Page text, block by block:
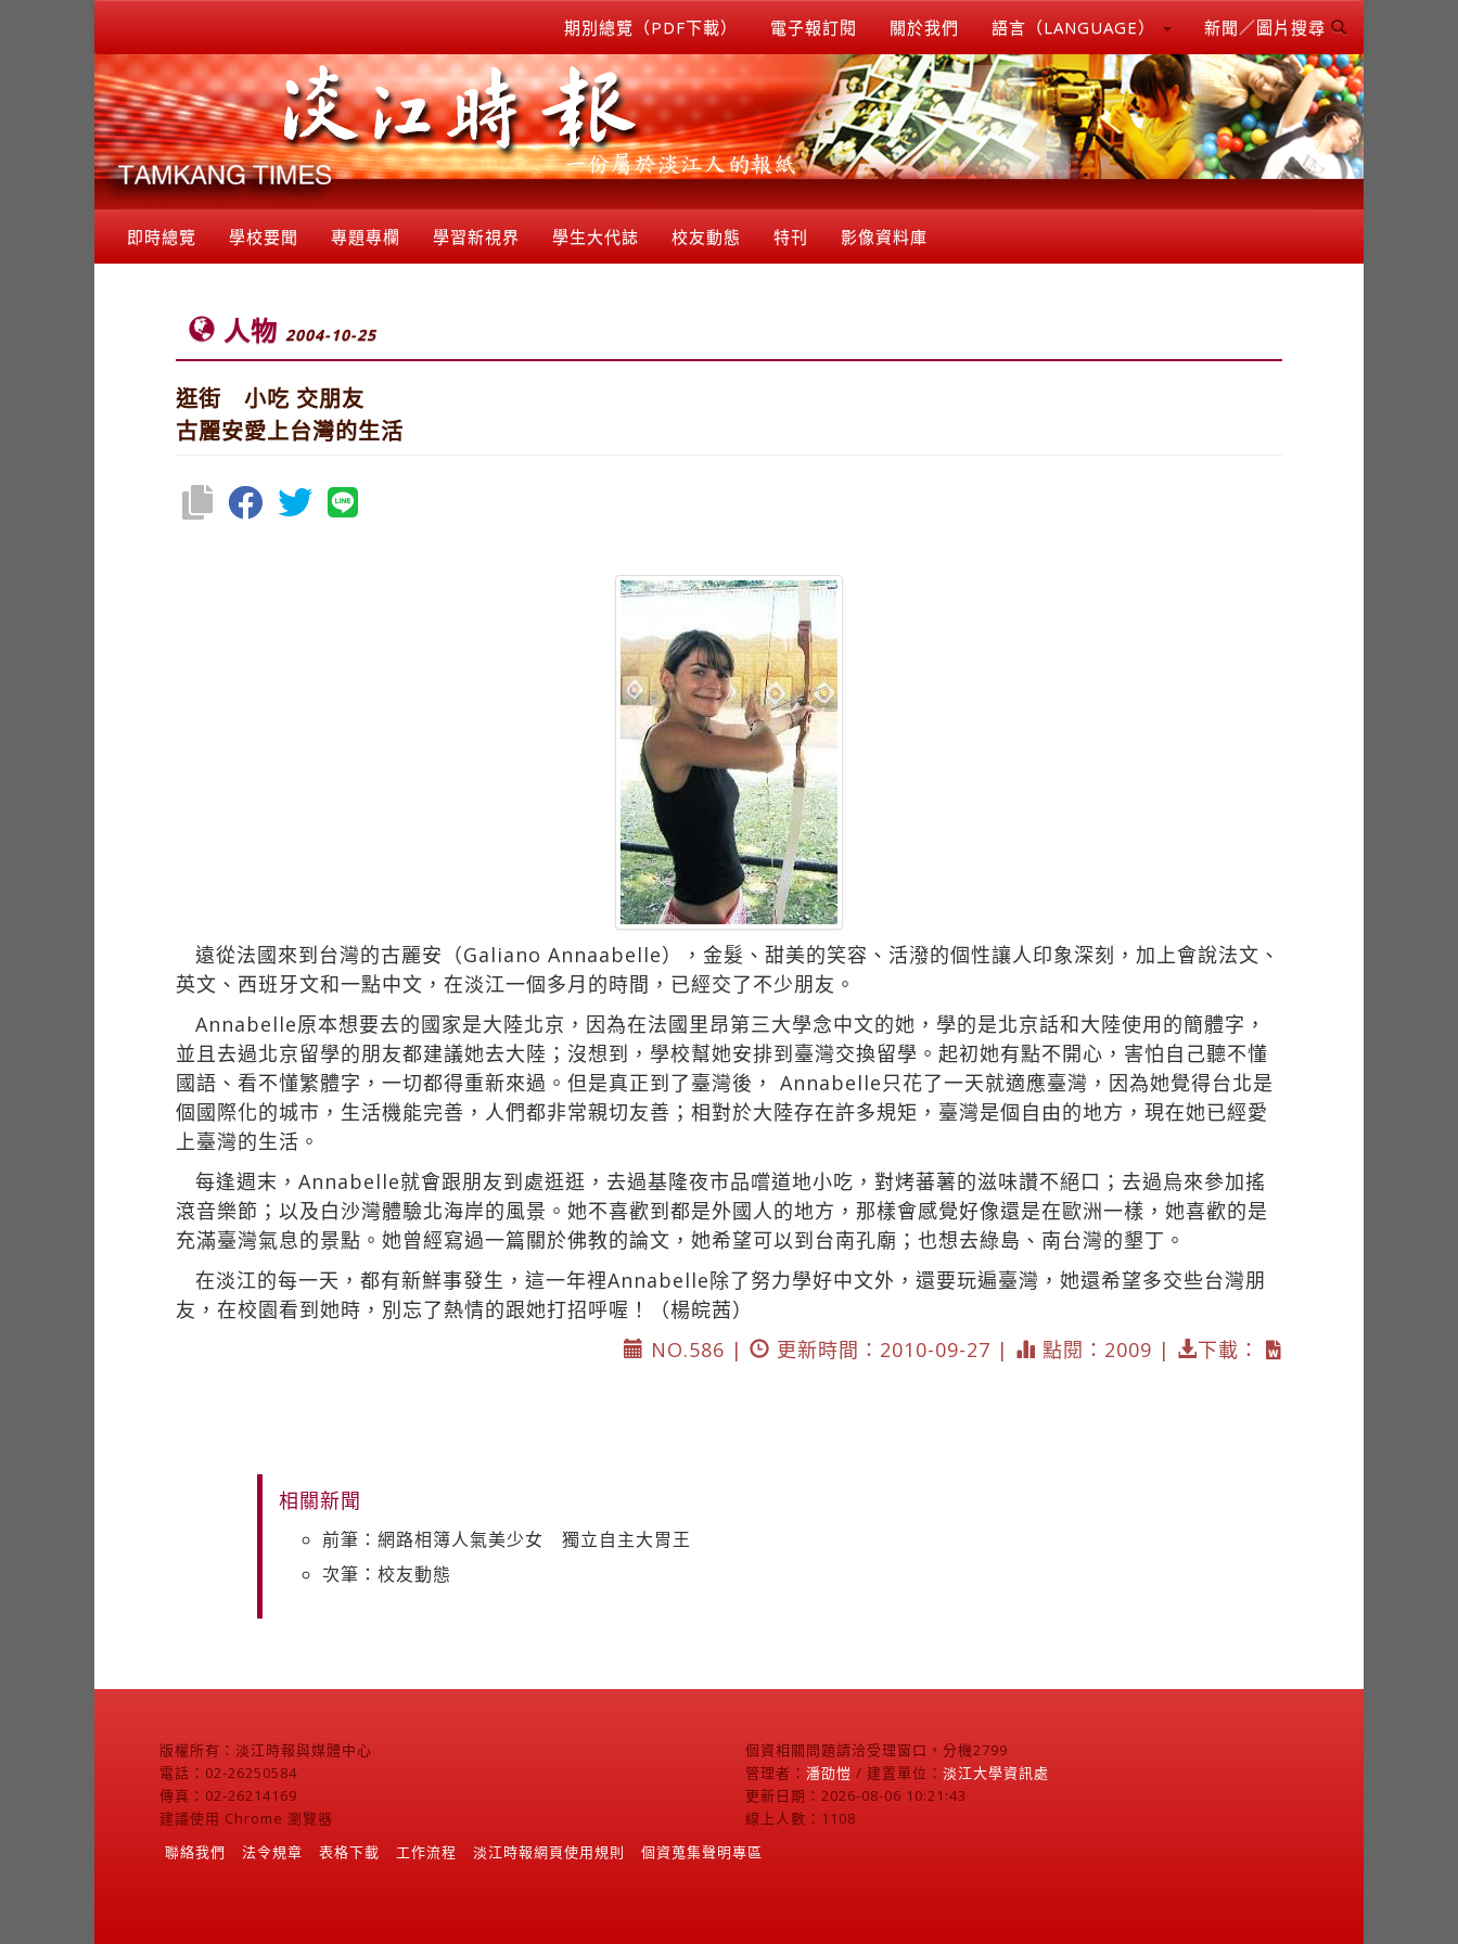
期別總覽（PDF下載） 電子報訂閱 關於我們 語言（LANGUAGE） 新聞／圖片搜尋
即時總覽 學校要聞 專題專欄 學習新視界 學生大代誌 校友動態 特刊 影像資料庫
人物 2004-10-25
逛街 小吃 交朋友
古麗安愛上台灣的生活
遠從法國來到台灣的古麗安（Galiano Annaabelle），金髮、甜美的笑容、活潑的個性讓人印象深刻，加上會說法文、
英文、西班牙文和一點中文，在淡江一個多月的時間，已經交了不少朋友。
Annabelle原本想要去的國家是大陸北京，因為在法國里昂第三大學念中文的她，學的是北京話和大陸使用的簡體字，
並且去過北京留學的朋友都建議她去大陸；沒想到，學校幫她安排到臺灣交換留學。起初她有點不開心，害怕自己聽不懂
國語、看不懂繁體字，一切都得重新來過。但是真正到了臺灣後， Annabelle只花了一天就適應臺灣，因為她覺得台北是
個國際化的城市，生活機能完善，人們都非常親切友善；相對於大陸存在許多規矩，臺灣是個自由的地方，現在她已經愛
上臺灣的生活。
每逢週末，Annabelle就會跟朋友到處逛逛，去過基隆夜市品嚐道地小吃，對烤蕃薯的滋味讚不絕口；去過烏來參加搖
滾音樂節；以及白沙灣體驗北海岸的風景。她不喜歡到都是外國人的地方，那樣會感覺好像還是在歐洲一樣，她喜歡的是
充滿臺灣氣息的景點。她曾經寫過一篇關於佛教的論文，她希望可以到台南孔廟；也想去綠島、南台灣的墾丁。
在淡江的每一天，都有新鮮事發生，這一年裡Annabelle除了努力學好中文外，還要玩遍臺灣，她還希望多交些台灣朋
友，在校園看到她時，別忘了熱情的跟她打招呼喔！（楊皖茜）
NO.586 |
更新時間：2010-09-27 | 點閱：2009 | 下載：
相關新聞
前筆：網路相簿人氣美少女 獨立自主大胃王
次筆：校友動態
版權所有：淡江時報與媒體中心
電話：02-26250584
傳真：02-26214169
建議使用 Chrome 瀏覽器
個資相關問題請洽受理窗口，分機2799
管理者： 潘劭愷 / 建置單位： 淡江大學資訊處
更新日期：2026-08-06 10:21:43
線上人數：1108
聯絡我們
法令規章 表格下載 工作流程 淡江時報網頁使用規則 個資蒐集聲明專區